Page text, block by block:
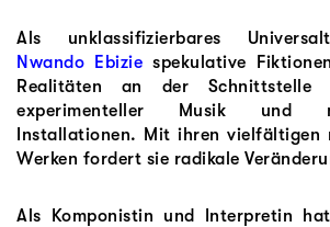
Als unklassifizierbares
Nwando Ebizie spekulative
Realitäten an der Schnittstelle
experimenteller Musik und
Installationen. Mit ihren vielfältigen
Werken fordert sie radikale
Als Komponistin und Interpretin